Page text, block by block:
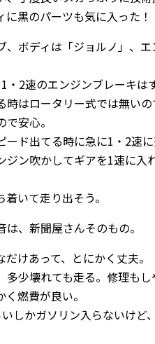
に黒のパーツも気に入った！
、ボディは「ジョルノ」、
・2速のエンジンブレーキは
時はロータリー式では無い
安心。
ード出てる時に急に1・2速
ジン吹かしてギアを1速に入
いて走り出そう。
、新聞屋さんそのもの。
だけあって、とにかく丈夫。
多少壊れても走る。修理もし
燃費が良い。
しかガソリン入らないけ